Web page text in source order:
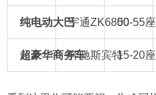
纯电动大巴宇通ZK680050-55座
超豪华商务车奔驰斯宾特15-20座